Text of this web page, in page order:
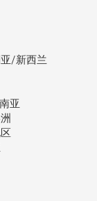
/新西兰
亚